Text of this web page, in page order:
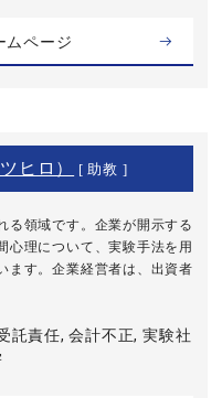
ムページ
ヒロ） [ 助教 ]
る領域です。企業が開示する
心理について、実験手法を用
ます。企業経営者は、出資者
託責任, 会計不正, 実験社